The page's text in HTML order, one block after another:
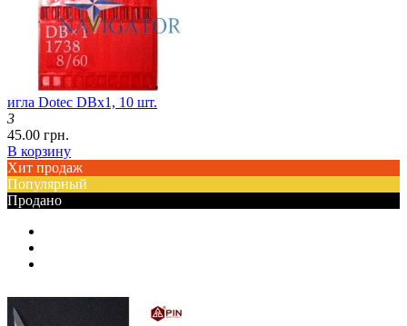
игла Dotec DBx1, 10 шт.
3
45.00 грн.
В корзину
Хит продаж
Популярный
Продано